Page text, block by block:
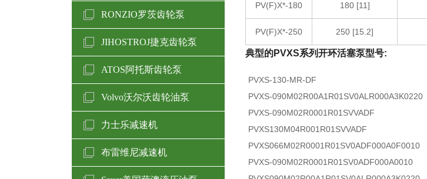
RONZIO罗茨齿轮泵
JIHOSTROJ捷克齿轮泵
ATOS阿托斯齿轮泵
Volvo沃尔沃齿轮油泵
力士乐减速机
布雷维尼减速机
PV(F)X*-180 180 [11]
PV(F)X*-250 250 [15.2]
典型的PVXS系列开环活塞泵型号:
PVXS-130-MR-DF
PVXS-090M02R00A1R01SV0ALR000A3K0220
PVXS-090M02R0001R01SVVADF
PVXS130M04R001R01SVVADF
PVXS066M02R0001R01SV0ADF000A0F0010
PVXS-090M02R0001R01SV0ADF000A0010